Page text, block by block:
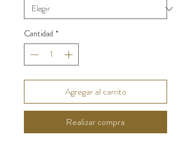
Cantidad *
Agregar al carrito
Realizar compra